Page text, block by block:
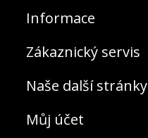
Informace
Zákaznický servis
Naše další stránky
Můj účet